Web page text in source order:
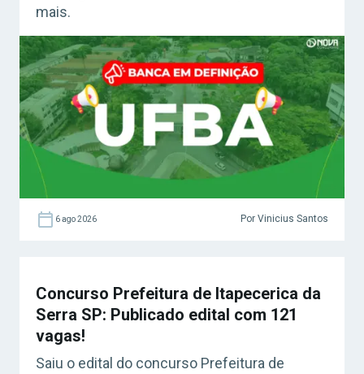
mais.
6 ago 2026 Por Vinicius Santos
Concurso Prefeitura de Itapecerica da
Serra SP: Publicado edital com 121
vagas!
Saiu o edital do concurso Prefeitura de